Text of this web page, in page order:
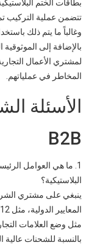
بطاقات الختم
تتضمن عملية التركيب
وغالباً ما يتم ذلك
بالإضافة إلى الموثوقية
المخاطر في عملياتهم.
B2B
1. ما هي العوامل
البلاستيكية؟
ينبغي على مشتري
مثل وضع العلامات
بالنسبة للشحنات عالية